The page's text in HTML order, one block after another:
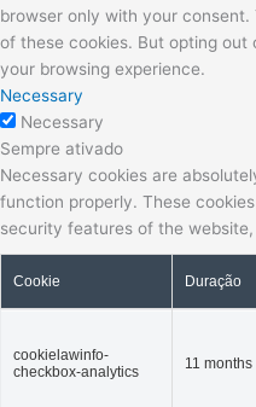
browser only with your
of these cookies. But opting
your browsing experience.
Necessary
Necessary
Sempre ativado
Necessary cookies are
function properly. These
security features of the
Cookie Duração
cookielawinfo-
checkbox-analytics
11 months